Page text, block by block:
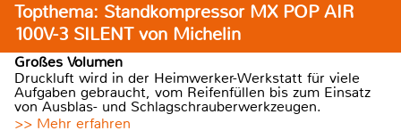
Topthema: Standkompressor MX POP AIR
100V-3 SILENT von Michelin
Großes Volumen
Druckluft wird in der Heimwerker-Werkstatt für viele
Aufgaben gebraucht, vom Reifenfüllen bis zum Einsatz
von Ausblas- und Schlagschrauberwerkzeugen.
>> Mehr erfahren